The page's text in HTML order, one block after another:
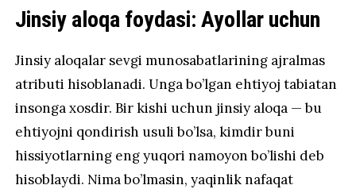
Jinsiy aloqa foydasi: Ayollar uchun
Jinsiy aloqalar sevgi munosabatlarining ajralmas
atributi hisoblanadi. Unga bo’lgan ehtiyoj tabiatan
insonga xosdir. Bir kishi uchun jinsiy aloqa — bu
ehtiyojni qondirish usuli bo’lsa, kimdir buni
hissiyotlarning eng yuqori namoyon bo’lishi deb
hisoblaydi. Nima bo’lmasin, yaqinlik nafaqat